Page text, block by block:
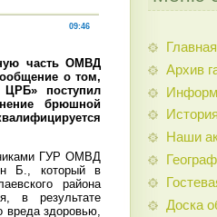
09:46
часть ОМВД
о том,
поступил
брюшной
ГУР ОМВД
н Б., который в
района
в результате
вреда здоровью,
Архив
Наши
Доска